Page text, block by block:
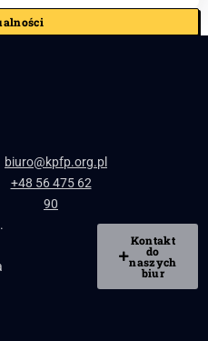
biuro@kpfp.org.pl
+48 56 475 62
90
Kontakt
do
naszych
biur